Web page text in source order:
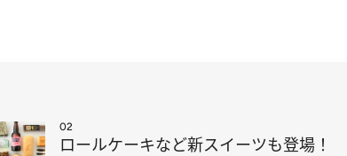
02
ロールケーキなど新スイーツも登場！